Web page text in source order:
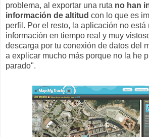
problema, al exportar una ruta no han
información de altitud con lo que es
perfil. Por el resto, la aplicación no está
información en tiempo real y muy
descarga por tu conexión de datos del
a explicar mucho más porque no la he
parado".